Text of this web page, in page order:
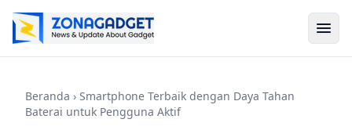
Beranda › Smartphone Terbaik dengan Daya Tahan
Baterai untuk Pengguna Aktif